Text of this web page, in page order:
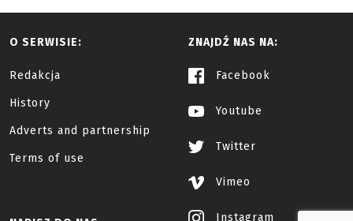
O SERWISIE:
Redakcja
History
Adverts and partnership
Terms of use
ZNAJDŹ NAS NA:
Facebook
Youtube
Twitter
Vimeo
Instagram